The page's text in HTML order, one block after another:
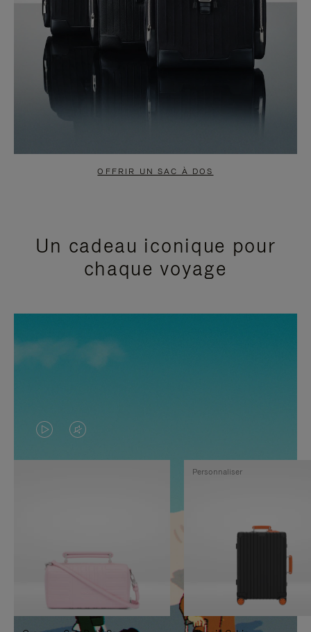
OFFRIR UN SAC À DOS
Un cadeau iconique pour
chaque voyage
LA
VIDÉO
PAUSE,
APPUYEZ
SUR
LE
SON
DÉSACTIVÉ.
VEUILLEZ
Personnaliser